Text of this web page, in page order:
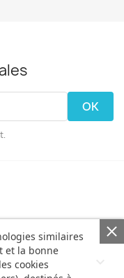
similaires
et la bonne
cookies